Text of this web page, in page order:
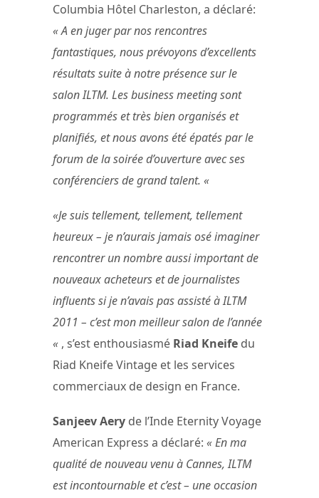
Columbia Hôtel Charleston, a déclaré:
« A en juger par nos rencontres
fantastiques, nous prévoyons d’excellents
résultats suite à notre présence sur le
salon ILTM. Les business meeting sont
programmés et très bien organisés et
planifiés, et nous avons été épatés par le
forum de la soirée d’ouverture avec ses
conférenciers de grand talent. «
«Je suis tellement, tellement, tellement
heureux – je n’aurais jamais osé imaginer
rencontrer un nombre aussi important de
nouveaux acheteurs et de journalistes
influents si je n’avais pas assisté à ILTM
2011 – c’est mon meilleur salon de l’année
« , s’est enthousiasmé Riad Kneife du
Riad Kneife Vintage et les services
commerciaux de design en France.
Sanjeev Aery de l’Inde Eternity Voyage
American Express a déclaré: « En ma
qualité de nouveau venu à Cannes, ILTM
est incontournable et c’est – une occasion